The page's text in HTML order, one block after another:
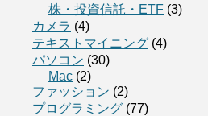
株・投資信託・ETF (3)
カメラ (4)
テキストマイニング (4)
パソコン (30)
Mac (2)
ファッション (2)
プログラミング (77)